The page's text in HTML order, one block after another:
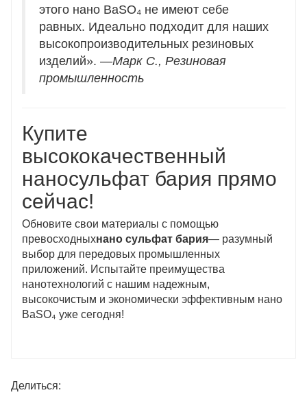
этого нано BaSO₄ не имеют себе
равных. Идеально подходит для наших
высокопроизводительных резиновых
изделий». —Марк С., Резиновая
промышленность
Купите
высококачественный
наносульфат бария прямо
сейчас!
Обновите свои материалы с помощью
превосходныхнано сульфат бария— разумный
выбор для передовых промышленных
приложений. Испытайте преимущества
нанотехнологий с нашим надежным,
высокочистым и экономически эффективным нано
BaSO₄ уже сегодня!
Делиться: